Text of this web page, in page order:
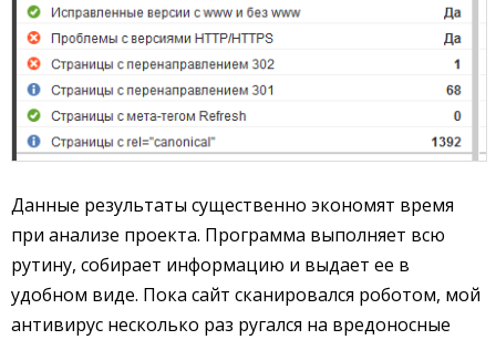
Данные результаты существенно экономят время
при анализе проекта. Программа выполняет всю
рутину, собирает информацию и выдает ее в
удобном виде. Пока сайт сканировался роботом, мой
антивирус несколько раз ругался на вредоносные